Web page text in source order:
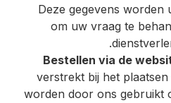
Deze gegevens worden
om uw vraag te
Bestellen via de
verstrekt bij het
worden door ons gebruikt